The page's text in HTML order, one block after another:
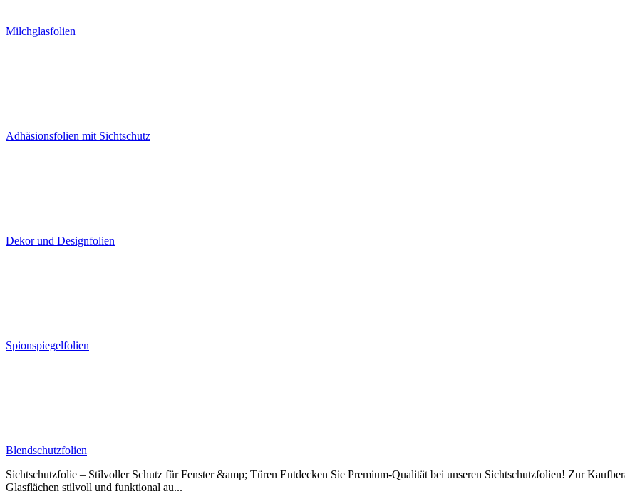
Milchglasfolien
Adhäsionsfolien mit Sichtschutz
Dekor und Designfolien
Spionspiegelfolien
Blendschutzfolien
Sichtschutzfolie – Stilvoller Schutz für Fenster &amp; Türen Entdecken Sie Premium-Qualität bei unseren Sichtschutzfolien! Zur
Glasflächen stilvoll und funktional au...